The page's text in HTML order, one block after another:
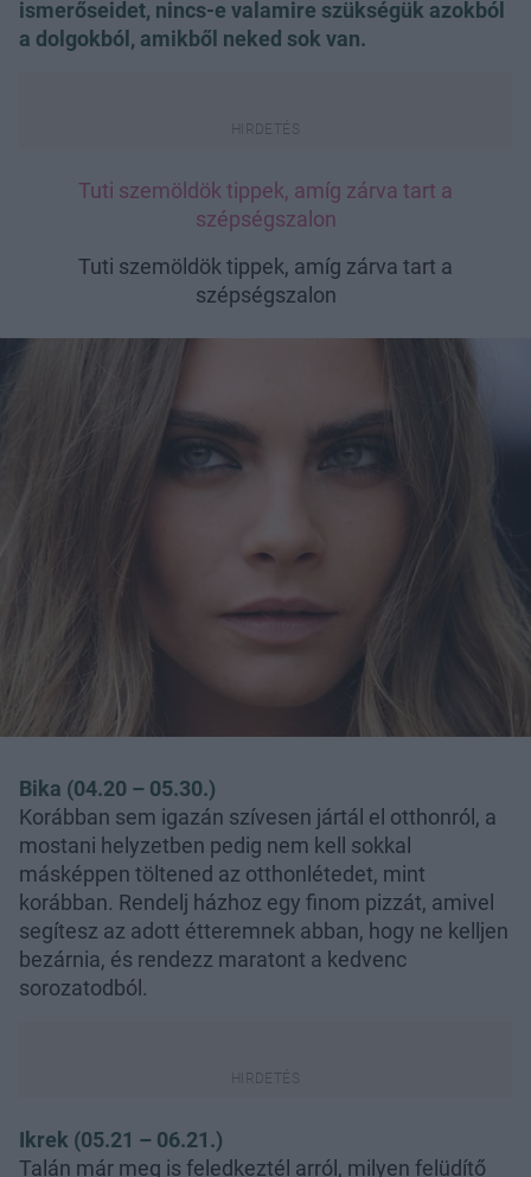
ismerőseidet, nincs-e valamire szükségük azokból
a dolgokból, amikből neked sok van.
Tuti szemöldök tippek, amíg zárva tart a
szépségszalon
Tuti szemöldök tippek, amíg zárva tart a
szépségszalon
Bika (04.20 – 05.30.)
Korábban sem igazán szívesen jártál el otthonról, a
mostani helyzetben pedig nem kell sokkal
másképpen töltened az otthonlétedet, mint
korábban. Rendelj házhoz egy finom pizzát, amivel
segítesz az adott étteremnek abban, hogy ne kelljen
bezárnia, és rendezz maratont a kedvenc
sorozatodból.
Ikrek (05.21 – 06.21.)
Talán már meg is feledkeztél arról, milyen felüdítő